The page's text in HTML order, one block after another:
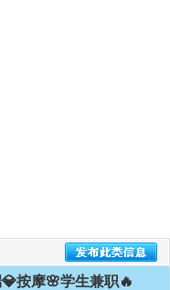
按摩🌸学生兼职🔥